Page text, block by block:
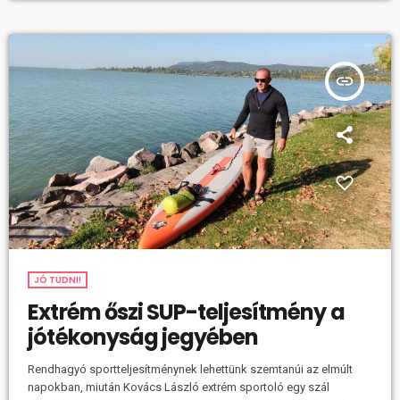
insert_link
JÓ TUDNI!
Extrém őszi SUP-teljesítmény a
jótékonyság jegyében
Rendhagyó sportteljesítménynek lehettünk szemtanúi az elmúlt
napokban, miután Kovács László extrém sportoló egy szál